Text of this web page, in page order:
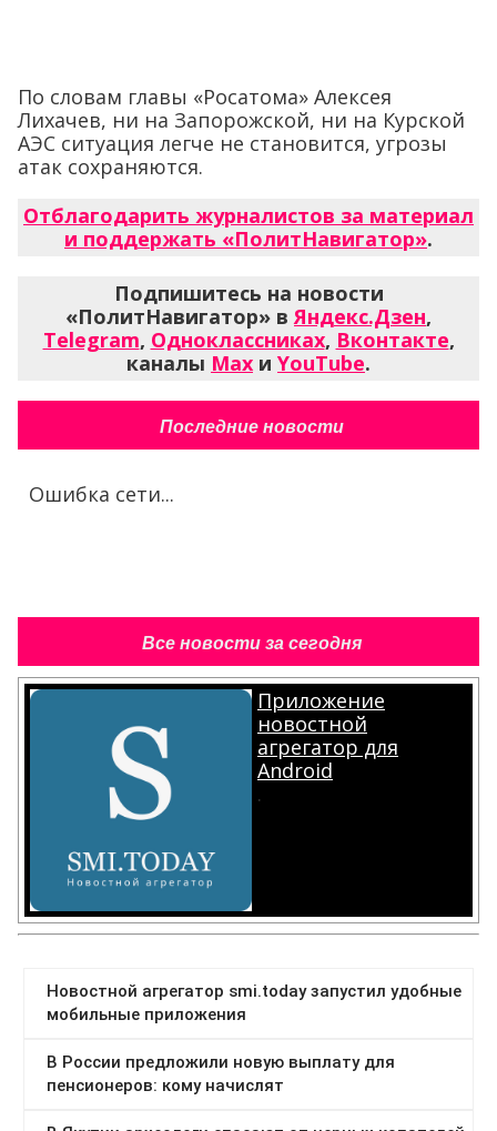
По словам главы «Росатома» Алексея
Лихачев, ни на Запорожской, ни на Курской
АЭС ситуация легче не становится, угрозы
атак сохраняются.
Отблагодарить журналистов за материал
и поддержать «ПолитНавигатор».
Подпишитесь на новости
«ПолитНавигатор» вЯндекс.Дзен,
Telegram, Одноклассниках, Вконтакте,
каналы Max и YouTube.
Последние новости
Ошибка сети...
Все новости за сегодня
Приложение
новостной
агрегатор для
Android
.